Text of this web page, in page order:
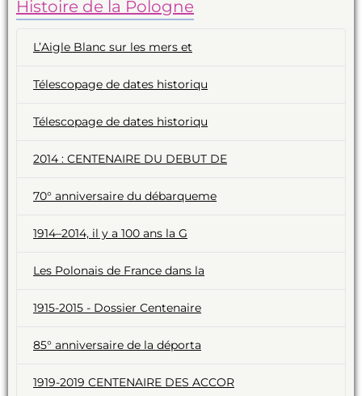
Histoire de la Pologne
L’Aigle Blanc sur les mers et
Télescopage de dates historiqu
Télescopage de dates historiqu
2014 : CENTENAIRE DU DEBUT DE
70° anniversaire du débarqueme
1914–2014, il y a 100 ans la G
Les Polonais de France dans la
1915-2015 - Dossier Centenaire
85° anniversaire de la déporta
1919-2019 CENTENAIRE DES ACCOR